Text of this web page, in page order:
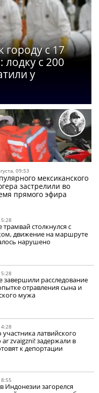
городу с 17
с 200
у
09:53
мексиканского
застрелили во
прямого эфира
столкнулся с
движение на маршруте
нарушено
завершили расследование
отравления сына и
мужа
латвийского
zvaigzni! задержали в
к депортации
Индонезии загорелся